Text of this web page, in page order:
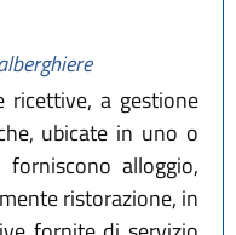
ricettive, a gestione
ubicate in uno o
alloggio,
ristorazione, in